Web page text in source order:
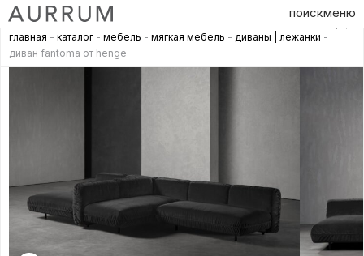
поискменю
главная - каталог - мебель - мягкая мебель - диваны | лежанки -
диван fantoma от henge